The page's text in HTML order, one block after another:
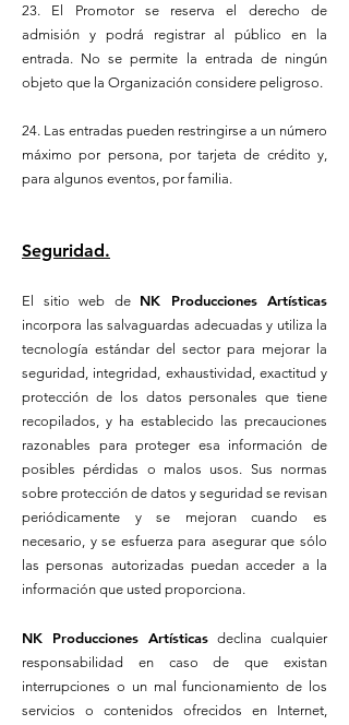
23. El Promotor se reserva el derecho de
admisión y podrá registrar al público en la
entrada. No se permite la entrada de ningún
objeto que la Organización considere peligroso.
24. Las entradas pueden restringirse a un número
máximo por persona, por tarjeta de crédito y,
para algunos eventos, por familia.
Seguridad.
El sitio web de NK Producciones Artísticas
incorpora las salvaguardas adecuadas y utiliza la
tecnología estándar del sector para mejorar la
seguridad, integridad, exhaustividad, exactitud y
protección de los datos personales que tiene
recopilados, y ha establecido las precauciones
razonables para proteger esa información de
posibles pérdidas o malos usos. Sus normas
sobre protección de datos y seguridad se revisan
periódicamente y se mejoran cuando es
necesario, y se esfuerza para asegurar que sólo
las personas autorizadas puedan acceder a la
información que usted proporciona.
NK Producciones Artísticas declina cualquier
responsabilidad en caso de que existan
interrupciones o un mal funcionamiento de los
servicios o contenidos ofrecidos en Internet,